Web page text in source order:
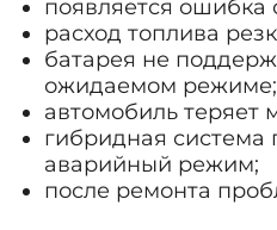
появляется ошибка
расход топлива
батарея не
ожидаемом режиме;
автомобиль теряет
гибридная система
аварийный режим;
после ремонта